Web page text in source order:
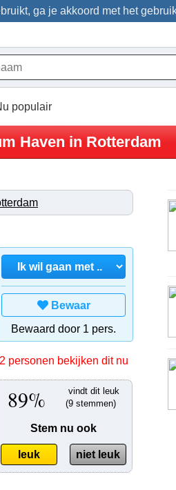
ga je akkoord met het
populair
Haven in Rotterdam
Bewaar
Bewaard door 1 pers.
2 personen bekijken dit nu
vindt dit leuk
(9 stemmen)
89%
Stem nu ook
leuk niet leuk